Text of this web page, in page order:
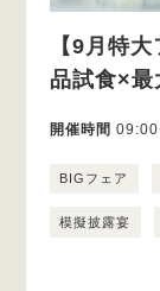
【9月特
品試食×
開催時間
BIGフェア
模擬披露宴